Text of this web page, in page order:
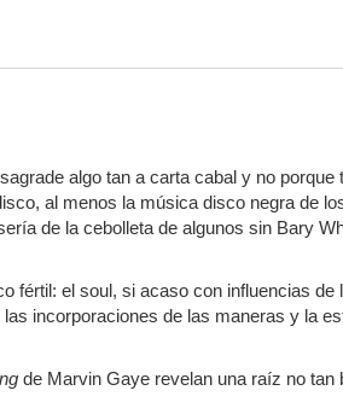
algo tan a carta cabal y no
al menos la música disco negra de
de la cebolleta de algunos sin Bary
fértil: el soul, si acaso con influencias
incorporaciones de las maneras y la
de Marvin Gaye revelan una raíz no tan